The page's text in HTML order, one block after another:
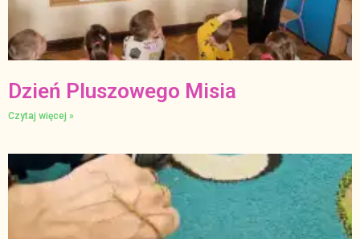
Dzień Pluszowego Misia
Czytaj więcej »